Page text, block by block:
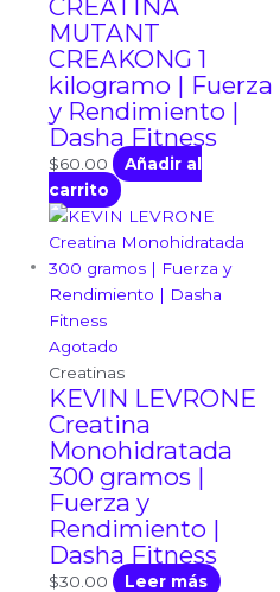
CREATINA
MUTANT
CREAKONG 1
kilogramo | Fuerza
y Rendimiento |
Dasha Fitness
$60.00
Añadir al
carrito
Agotado
Creatinas
KEVIN LEVRONE
Creatina
Monohidratada
300 gramos |
Fuerza y
Rendimiento |
Dasha Fitness
$30.00 Leer más